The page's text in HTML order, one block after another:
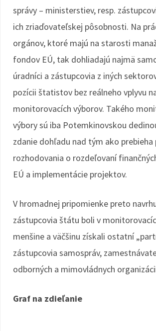
správy – ministerstiev, resp.
ich zriaďovateľskej pôsobnosti. Na
orgánov, ktoré majú na starosti
fondov EÚ, tak dohliadajú najmä
úradníci a zástupcovia z iných
pozícii štatistov bez reálneho vplyvu
monitorovacích výborov. Takého
výbory sú iba Potemkinovskou
zdanie dohľadu nad tým ako prebieha
rozhodovania o rozdeľovaní
EÚ a implementácie projektov.
V hromadnej pripomienke preto
zástupcovia štátu boli v
menšine a väčšinu získali ostatní
zástupcovia samospráv,
odborných a mimovládnych
Graf na zdieľanie